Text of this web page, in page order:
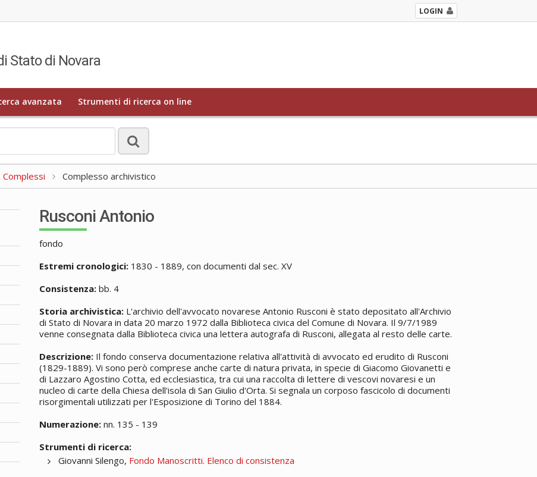
LOGIN
Stato di Novara
avanzata Strumenti di ricerca on line
Complesso archivistico
Rusconi Antonio
fondo
Estremi cronologici: 1830 - 1889, con documenti dal sec. XV
Consistenza: bb. 4
Storia archivistica: L'archivio dell'avvocato novarese Antonio Rusconi è stato depositato all'Archivio
di Stato di Novara in data 20 marzo 1972 dalla Biblioteca civica del Comune di Novara. Il 9/7/1989
venne consegnata dalla Biblioteca civica una lettera autografa di Rusconi, allegata al resto delle carte.
Descrizione: Il fondo conserva documentazione relativa all'attività di avvocato ed erudito di Rusconi
(1829-1889). Vi sono però comprese anche carte di natura privata, in specie di Giacomo Giovanetti e
di Lazzaro Agostino Cotta, ed ecclesiastica, tra cui una raccolta di lettere di vescovi novaresi e un
nucleo di carte della Chiesa dell'isola di San Giulio d'Orta. Si segnala un corposo fascicolo di documenti
risorgimentali utilizzati per l'Esposizione di Torino del 1884.
Numerazione: nn. 135 - 139
Strumenti di ricerca:
Giovanni Silengo, Fondo Manoscritti. Elenco di consistenza